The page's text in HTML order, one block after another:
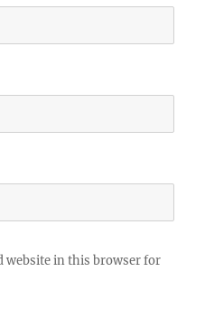
website in this browser for